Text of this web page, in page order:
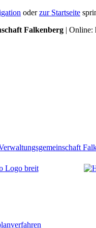
oderzur Startseite
Falkenberg | Online: